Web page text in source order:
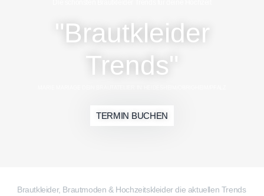
"Brautkleider
Trends"
TERMIN BUCHEN
Brautkleider, Brautmoden & Hochzeitskleider die aktuellen Trends